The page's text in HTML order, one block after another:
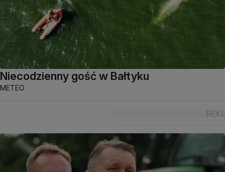
Niecodzienny gość w Bałtyku
METEO